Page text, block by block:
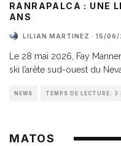
RANRAPALCA : UNE
ANS
LILIAN MARTINEZ · 15/06/
Le 28 mai 2026, Fay
ski l’arête sud-ouest du
NEWS TEMPS DE LECTURE: 3
MATOS